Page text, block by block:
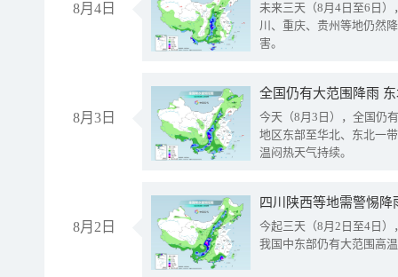
8月4日
未来三天（8月4日至6日
川、重庆、贵州等地仍然
害。
8月3日
全国仍有大范围降雨
今天（8月3日），全国仍
地区东部至华北、东北一
温闷热天气持续。
8月2日
今起三天（8月2日至4日
我国中东部仍有大范围高